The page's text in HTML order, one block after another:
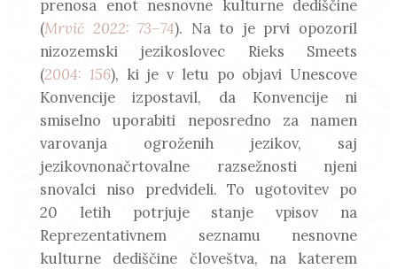
prenosa enot nesnovne kulturne dediščine
(Mrvič 2022: 73–74). Na to je prvi opozoril
nizozemski jezikoslovec Rieks Smeets
(2004: 156), ki je v letu po objavi Unescove
Konvencije izpostavil, da Konvencije ni
smiselno uporabiti neposredno za namen
varovanja ogroženih jezikov, saj
jezikovnonačrtovalne razsežnosti njeni
snovalci niso predvideli. To ugotovitev po
20 letih potrjuje stanje vpisov na
Reprezentativnem seznamu nesnovne
kulturne dediščine človeštva, na katerem